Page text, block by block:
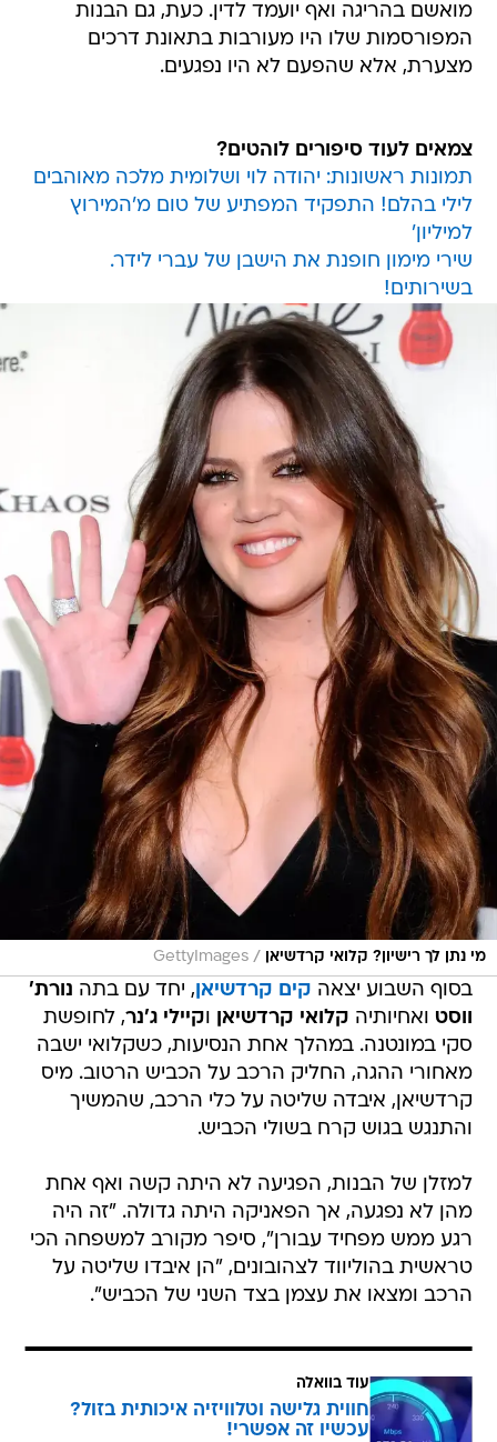
מואשם בהריגה ואף יועמד לדין. כעת, גם הבנות
המפורסמות שלו היו מעורבות בתאונת דרכים
מצערת, אלא שהפעם לא היו נפגעים.
צמאים לעוד סיפורים לוהטים?
תמונות ראשונות: יהודה לוי ושלומית מלכה מאוהבים
לילי בהלם! התפקיד המפתיע של טום מ'המירוץ
למיליון'
שירי מימון חופנת את הישבן של עברי לידר.
בשירותים!
מי נתן לך רישיון? קלואי קרדשיאן /
GettyImages
בסוף השבוע יצאה קים קרדשיאן, יחד עם בתה נורת'
ווסט ואחיותיה קלואי קרדשיאן וקיילי ג'נר, לחופשת
סקי במונטנה. במהלך אחת הנסיעות, כשקלואי ישבה
מאחורי ההגה, החליק הרכב על הכביש הרטוב. מיס
קרדשיאן, איבדה שליטה על כלי הרכב, שהמשיך
והתנגש בגוש קרח בשולי הכביש.
למזלן של הבנות, הפגיעה לא היתה קשה ואף אחת
מהן לא נפגעה, אך הפאניקה היתה גדולה. "זה היה
רגע ממש מפחיד עבורן", סיפר מקורב למשפחה הכי
טראשית בהוליווד לצהובונים, "הן איבדו שליטה על
הרכב ומצאו את עצמן בצד השני של הכביש".
עוד בוואלה
חווית גלישה וטלוויזיה איכותית בזול?
עכשיו זה אפשרי!